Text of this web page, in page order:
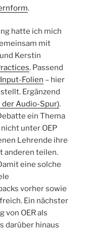
.
hatte ich mich
mit
Kerstin
. Passend
Input-Folien – hier
Ergänzend
der Audio-Spur).
ein Thema
unter OEP
Lehrende ihre
anderen teilen.
eine solche
vorher sowie
Ein nächster
von OER als
darüber hinaus